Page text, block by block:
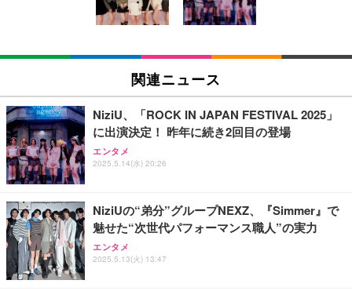
(黒網+黒枠+黒足)
￥5,699
SIHOO B100 オフィスチェア／デスクチェア メッシ
ュチェア 人間工学 疲れない ブラック
￥27,999
Sezlife オフィスチェア デスクチェア 疲れない テレ
ワーク チェア 強化バックレスト 30度ロッキング機
能 人間工学 椅子 腰サポート 90度跳ね上げ式アーム
務用 おしゃれ パソコンチェア (ブラック)
Sezlife オフィスチェア デスクチェア 疲れない テレ
ワーク チェア 強化バックレスト 30度ロッキング機
能 人間工学 椅子 腰サポート 90度跳ね上げ式アーム
￥105,595
EIZO ビジネス向けプレミアムモニター | FlexScan
￥109,572
【純正品】27"ゲーミングモニター DualSense 充電
フック付き（CFI-ZDM1J）
【整備済み品】Dell E2724HS 27インチ 液晶モニタ
ー フルHD（1920×1080）VA 非光沢 HDMI/DisplayP
ort/VGA スピーカー内蔵 高さ調整 スイベル VESA対
￥3,373
Amazonベーシック ペットシーツ 厚型 ワイド 42枚
x2袋(84枚) ホワイト(吸収面:ライトブルー)
￥3,234
ネオ・ルーライフ ネオ・オムツ L 中型犬用 26枚入
り 単品
Smart Basic(スマートベーシック) 【Amazon.co.jp
限定】 Smart Basic アイリスオーヤマ ペットシーツ
超厚型 お徳用 ワイド 100枚入 (x 1) (ケース販売)
関連ニュース
NiziU、「ROCK IN JAPAN FESTIVAL 2025」
に出演決定！ 昨年に続き2回目の登場
エンタメ
2025.5.14(水) 20:26
NiziUの“弟分”グループNEXZ、『Simmer』で
魅せた“次世代パフォーマンス職人”の実力
エンタメ
2025.5.13(火) 13:47